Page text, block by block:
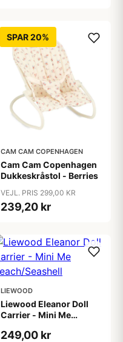
SPAR 20%
CAM CAM COPENHAGEN
Cam Cam Copenhagen
Dukkeskråstol - Berries
VEJL. PRIS 299,00 KR
239,20 kr
LIEWOOD
Liewood Eleanor Doll
Carrier - Mini Me
249,00 kr